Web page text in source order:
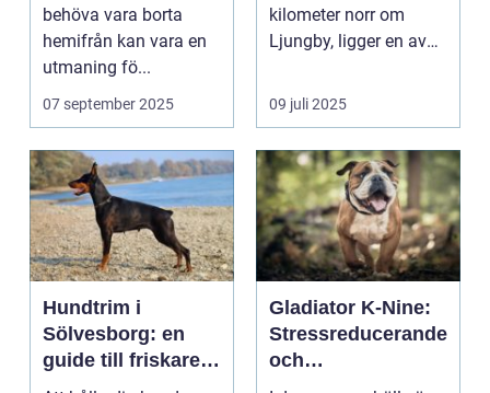
behöva vara borta
hemifrån kan vara en
utmaning fö...
07 september 2025
kilometer norr om
Ljungby, ligger en av
09 juli 2025
Hundtrim i
Sölvesborg: en
guide till friskare
och gladare
Gladiator K-Nine:
Stressreducerande
och
ångestdämpande